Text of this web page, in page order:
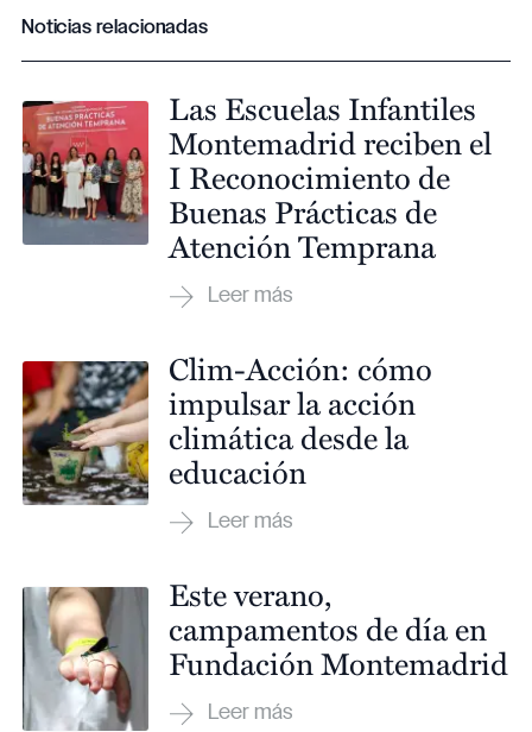
Noticias relacionadas
Las Escuelas Infantiles
Montemadrid reciben el
I Reconocimiento de
Buenas Prácticas de
Atención Temprana
Clim-Acción: cómo
impulsar la acción
climática desde la
educación
Este verano,
campamentos de día en
Fundación Montemadrid